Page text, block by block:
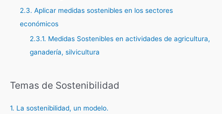
2.3. Aplicar medidas sostenibles en los sectores
económicos
2.3.1. Medidas Sostenibles en actividades de agricultura,
ganadería, silvicultura
Temas de Sostenibilidad
1. La sostenibilidad, un modelo.